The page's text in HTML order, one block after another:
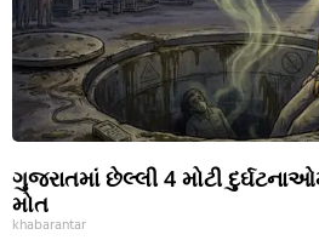
ગુજરાતમાં છેલ્લી 4 મોટી
મોત
khabarantar